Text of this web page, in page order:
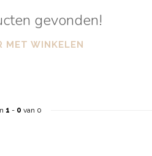
gevonden!
MET WINKELEN
1 - 0 van 0